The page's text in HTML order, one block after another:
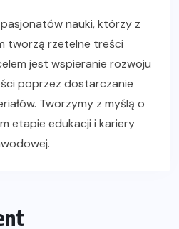
nauki, którzy z
tworzą rzetelne treści
jest wspieranie rozwoju
poprzez dostarczanie
Tworzymy z myślą o
etapie edukacji i kariery